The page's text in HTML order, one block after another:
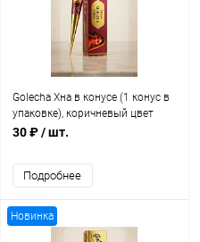
Golecha Хна в конусе (1 конус в
упаковке), коричневый цвет
30 ₽/ шт.
Подробнее
Новинка